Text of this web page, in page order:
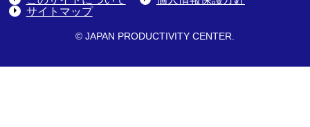
サイトマップ
© JAPAN PRODUCTIVITY CENTER.